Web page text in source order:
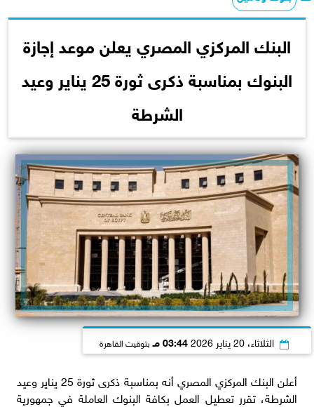
البنك المركزي المصري يعلن موعد إجازة
البنوك بمناسبة ذكرى ثورة 25 يناير وعيد
الشرطة
الثلاثاء، 20 يناير 2026 03:44 مـ بتوقيت القاهرة
أعلن البنك المركزي المصري أنه بمناسبة ذكرى ثورة 25 يناير وعيد
الشرطة، تقرر تعطيل العمل بكافة البنوك العاملة في جمهورية